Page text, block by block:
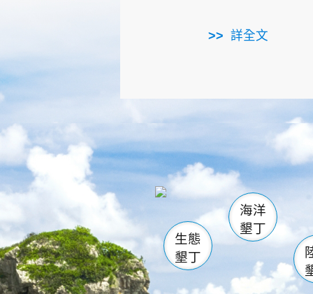
詳全文
龜山 海生館
恆春
龍鑾潭自
瓊麻館
關山
白砂
生態
墾丁
海洋
墾丁